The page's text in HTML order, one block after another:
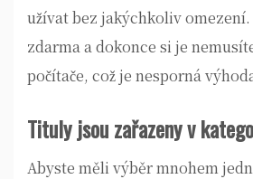
užívat bez jakýchkoliv omezení.
zdarma a dokonce si je
počítače, což je nesporná
Tituly jsou zařazeny v
Abyste měli výběr mnohem